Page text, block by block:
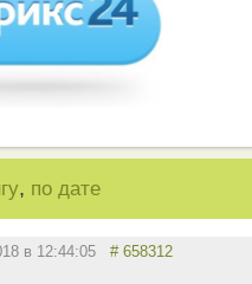
, по дате
в 12:44:05 # 658312